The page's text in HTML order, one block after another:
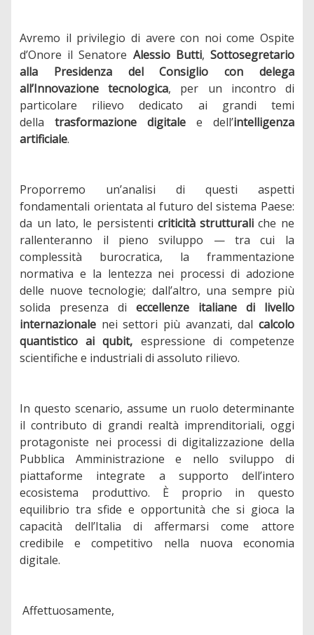
Avremo il privilegio di avere con noi come Ospite
d’Onore il Senatore Alessio Butti, Sottosegretario
alla Presidenza del Consiglio con delega
all’Innovazione tecnologica, per un incontro di
particolare rilievo dedicato ai grandi temi
dellatrasformazione digitale e dell’intelligenza
artificiale.
Proporremo un’analisi di questi aspetti
fondamentali orientata al futuro del sistema Paese:
da un lato, le persistenti criticità strutturali che ne
rallenteranno il pieno sviluppo — tra cui la
complessità burocratica, la frammentazione
normativa e la lentezza nei processi di adozione
delle nuove tecnologie; dall’altro, una sempre più
solida presenza di eccellenze italiane di livello
internazionale nei settori più avanzati, dal calcolo
quantistico ai qubit, espressione di competenze
scientifiche e industriali di assoluto rilievo.
In questo scenario, assume un ruolo determinante
il contributo di grandi realtà imprenditoriali, oggi
protagoniste nei processi di digitalizzazione della
Pubblica Amministrazione e nello sviluppo di
piattaforme integrate a supporto dell’intero
ecosistema produttivo. È proprio in questo
equilibrio tra sfide e opportunità che si gioca la
capacità dell’Italia di affermarsi come attore
credibile e competitivo nella nuova economia
digitale.
Affettuosamente,